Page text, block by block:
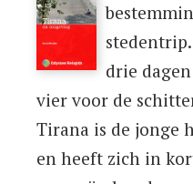
drie
vier voor de
Tirana is de jonge
en heeft zich in